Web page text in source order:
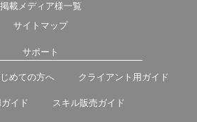
掲載メディア様一覧
サイトマップ
サポート
めての方へ クライアント用ガイド
イド スキル販売ガイド